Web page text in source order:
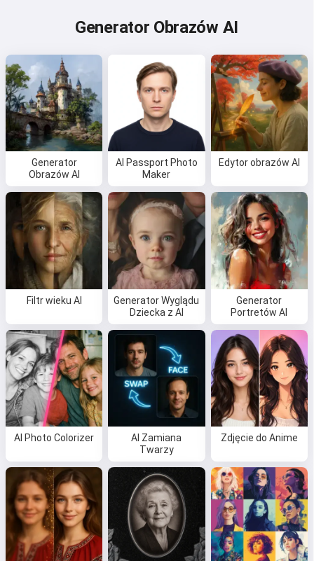
Generator Obrazów AI
Generator
Obrazów AI
AI Passport Photo
Maker
Edytor obrazów AI
Filtr wieku AI
Generator Wyglądu
Dziecka z AI
Generator
Portretów AI
AI Photo Colorizer
AI Zamiana
Twarzy
Zdjęcie do Anime